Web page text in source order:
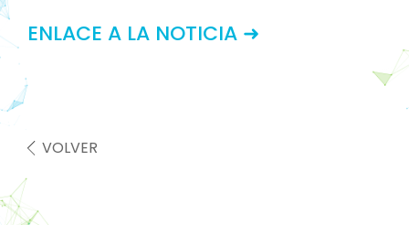
ENLACE A LA NOTICIA ➜
VOLVER